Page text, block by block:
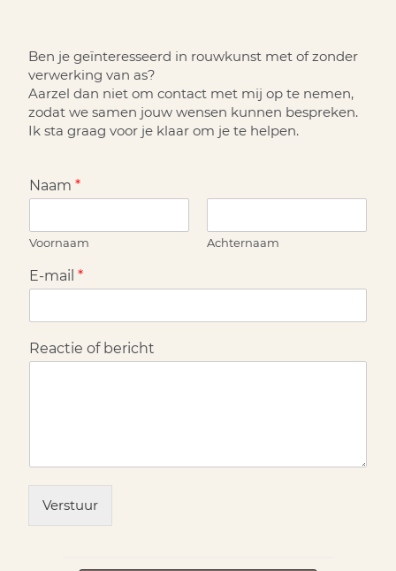
Ben je geïnteresseerd in rouwkunst met of zonder
verwerking van as?
Aarzel dan niet om contact met mij op te nemen,
zodat we samen jouw wensen kunnen bespreken.
Ik sta graag voor je klaar om je te helpen.
Naam *
Voornaam Achternaam
E-mail *
Reactie of bericht
Verstuur